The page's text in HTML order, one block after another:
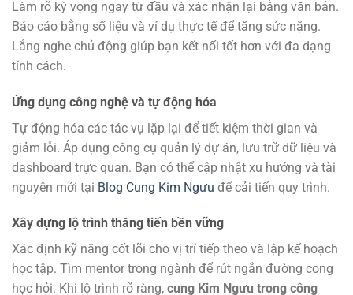
Làm rõ kỳ vọng ngay từ đầu và xác nhận lại bằng văn bản.
Báo cáo bằng số liệu và ví dụ thực tế để tăng sức nặng.
Lắng nghe chủ động giúp bạn kết nối tốt hơn với đa dạng
tính cách.
Ứng dụng công nghệ và tự động hóa
Tự động hóa các tác vụ lặp lại để tiết kiệm thời gian và
giảm lỗi. Áp dụng công cụ quản lý dự án, lưu trữ dữ liệu và
dashboard trực quan. Bạn có thể cập nhật xu hướng và tài
nguyên mới tại Blog Cung Kim Ngưu để cải tiến quy trình.
Xây dựng lộ trình thăng tiến bền vững
Xác định kỹ năng cốt lõi cho vị trí tiếp theo và lập kế hoạch
học tập. Tìm mentor trong ngành để rút ngắn đường cong
học hỏi. Khi lộ trình rõ ràng, cung Kim Ngưu trong công